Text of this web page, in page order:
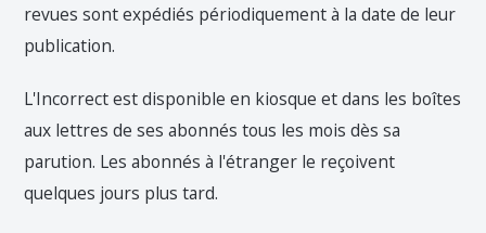
revues sont expédiés périodiquement à la date de leur
publication.
L'Incorrect est disponible en kiosque et dans les boîtes
aux lettres de ses abonnés tous les mois dès sa
parution. Les abonnés à l'étranger le reçoivent
quelques jours plus tard.